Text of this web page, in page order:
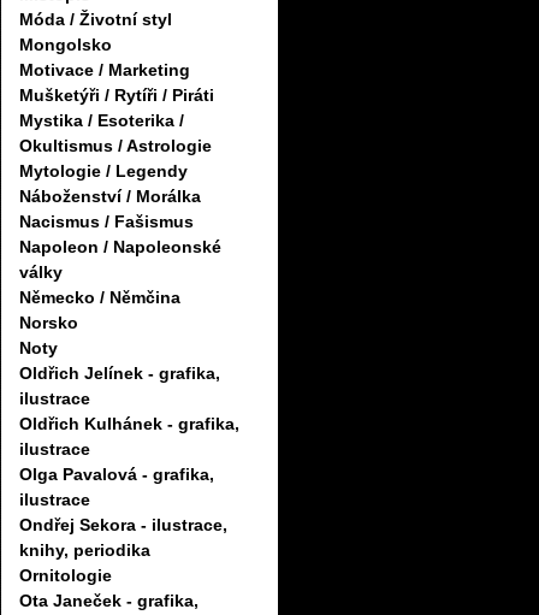
Móda / Životní styl
Mongolsko
Motivace / Marketing
Mušketýři / Rytíři / Piráti
Mystika / Esoterika /
Okultismus / Astrologie
Mytologie / Legendy
Náboženství / Morálka
Nacismus / Fašismus
Napoleon / Napoleonské
války
Německo / Němčina
Norsko
Noty
Oldřich Jelínek - grafika,
ilustrace
Oldřich Kulhánek - grafika,
ilustrace
Olga Pavalová - grafika,
ilustrace
Ondřej Sekora - ilustrace,
knihy, periodika
Ornitologie
Ota Janeček - grafika,